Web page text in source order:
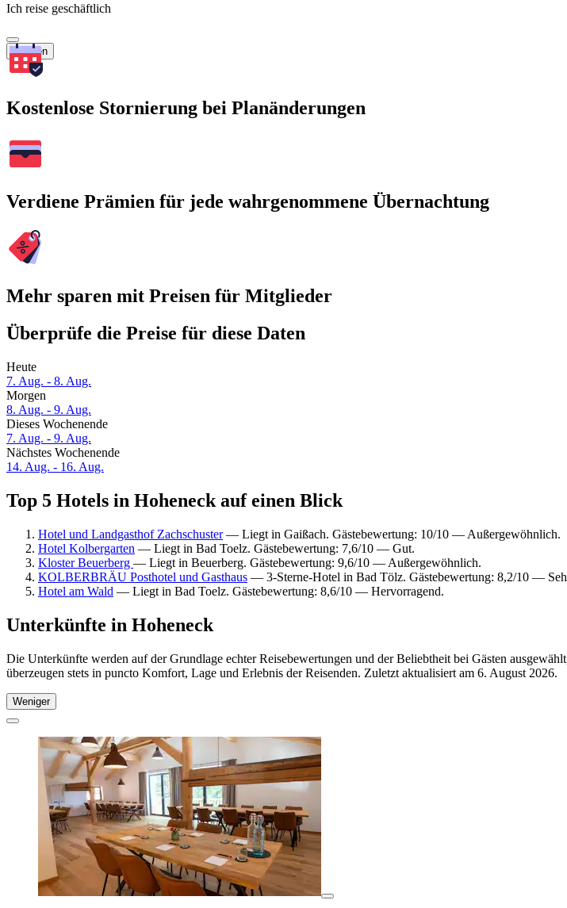
Ich reise geschäftlich
Suchen
Kostenlose Stornierung bei Planänderungen
Verdiene Prämien für jede wahrgenommene Übernachtung
Mehr sparen mit Preisen für Mitglieder
Überprüfe die Preise für diese Daten
Heute
7. Aug. - 8. Aug.
Morgen
8. Aug. - 9. Aug.
Dieses Wochenende
7. Aug. - 9. Aug.
Nächstes Wochenende
14. Aug. - 16. Aug.
Top 5 Hotels in Hoheneck auf einen Blick
Hotel und Landgasthof Zachschuster— Liegt in Gaißach. Gästebewertung: 10/10 — Außergewöhnlich.
Hotel Kolbergarten — Liegt in Bad Toelz. Gästebewertung: 7,6/10 — Gut.
Kloster Beuerberg — Liegt in Beuerberg. Gästebewertung: 9,6/10 — Außergewöhnlich.
KOLBERBRÄU Posthotel und Gasthaus — 3-Sterne-Hotel in Bad Tölz. Gästebewertung: 8,2/10 —
Hotel am Wald — Liegt in Bad Toelz. Gästebewertung: 8,6/10 — Hervorragend.
Unterkünfte in Hoheneck
Die Unterkünfte werden auf der Grundlage echter Reisebewertungen und der Beliebtheit bei Gästen
überzeugen stets in puncto Komfort, Lage und Erlebnis der Reisenden. Zuletzt aktualisiert am 6. August 2026.
Weniger